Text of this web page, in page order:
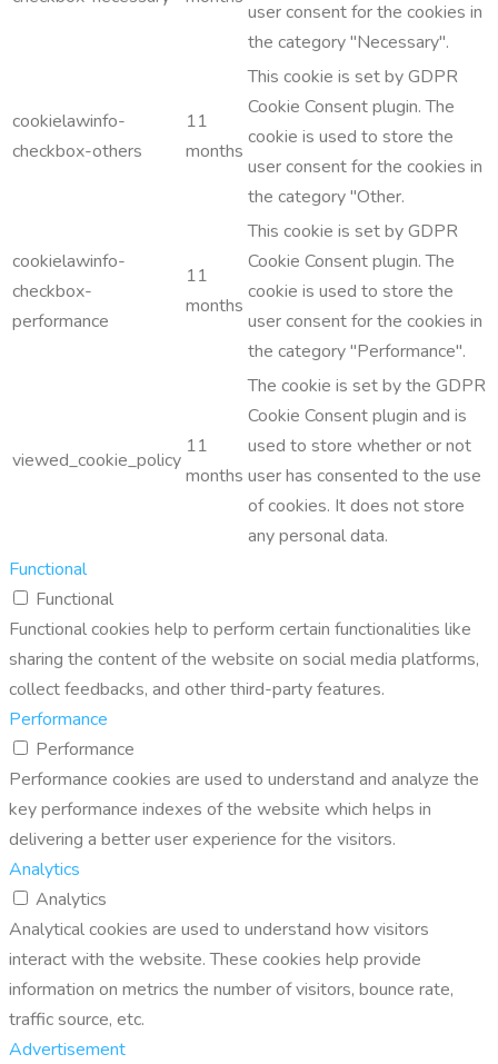
user consent for the cookies in
the category "Necessary".
cookielawinfo-
checkbox-others
11
months
This cookie is set by GDPR
Cookie Consent plugin. The
cookie is used to store the
user consent for the cookies in
the category "Other.
cookielawinfo-
checkbox-
performance
11
months
This cookie is set by GDPR
Cookie Consent plugin. The
cookie is used to store the
user consent for the cookies in
the category "Performance".
viewed_cookie_policy
11
months
The cookie is set by the GDPR
Cookie Consent plugin and is
used to store whether or not
user has consented to the use
of cookies. It does not store
any personal data.
Functional
Functional
Functional cookies help to perform certain functionalities like
sharing the content of the website on social media platforms,
collect feedbacks, and other third-party features.
Performance
Performance
Performance cookies are used to understand and analyze the
key performance indexes of the website which helps in
delivering a better user experience for the visitors.
Analytics
Analytics
Analytical cookies are used to understand how visitors
interact with the website. These cookies help provide
information on metrics the number of visitors, bounce rate,
traffic source, etc.
Advertisement